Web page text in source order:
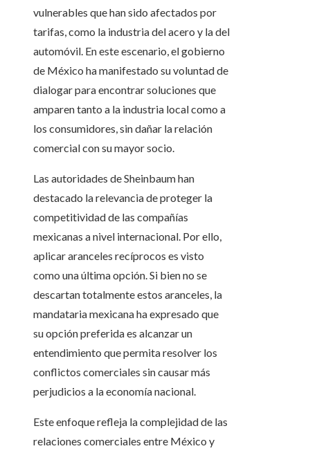
vulnerables que han sido afectados por
tarifas, como la industria del acero y la del
automóvil. En este escenario, el gobierno
de México ha manifestado su voluntad de
dialogar para encontrar soluciones que
amparen tanto a la industria local como a
los consumidores, sin dañar la relación
comercial con su mayor socio.
Las autoridades de Sheinbaum han
destacado la relevancia de proteger la
competitividad de las compañías
mexicanas a nivel internacional. Por ello,
aplicar aranceles recíprocos es visto
como una última opción. Si bien no se
descartan totalmente estos aranceles, la
mandataria mexicana ha expresado que
su opción preferida es alcanzar un
entendimiento que permita resolver los
conflictos comerciales sin causar más
perjudicios a la economía nacional.
Este enfoque refleja la complejidad de las
relaciones comerciales entre México y